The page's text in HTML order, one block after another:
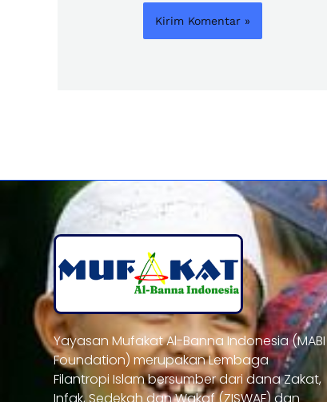
Yayasan Mufakat Al-Banna Indonesia (MABI
Foundation) merupakan Lembaga
Filantropi Islam bersumber dari dana Zakat,